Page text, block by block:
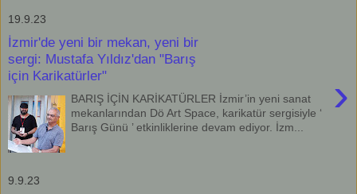
19.9.23
İzmir'de yeni bir mekan, yeni bir
sergi: Mustafa Yıldız'dan "Barış
için Karikatürler"
›
BARIŞ İÇİN KARİKATÜRLER İzmir’in yeni sanat
mekanlarından Dö Art Space, karikatür sergisiyle ‘
Barış Günü ’ etkinliklerine devam ediyor. İzm...
9.9.23